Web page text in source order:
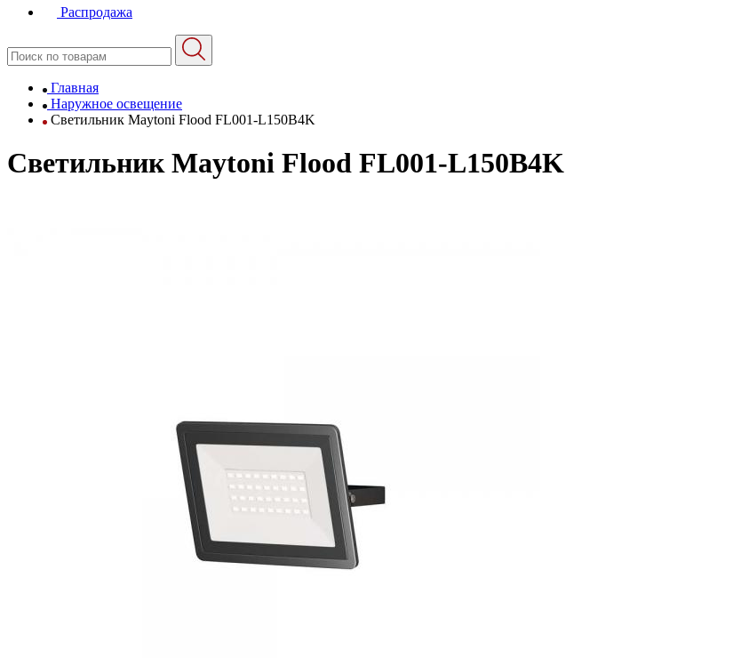
Распродажа
Главная
Наружное освещение
Светильник Maytoni Flood FL001-L150B4K
Светильник Maytoni Flood FL001-L150B4K